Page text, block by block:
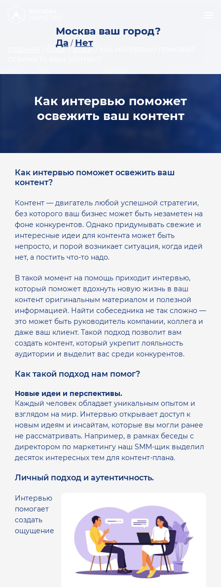
Москва ваш город?
Да / Нет
блог / идеи
Как интервью поможет
освежить ваш контент
Как интервью поможет освежить ваш
контент?
Контент — двигатель любой успешной стратегии,
без которого ваш бизнес может быть незаметен на
фоне конкурентов. Однако придумывать свежие и
интересные идеи для контента может быть
непросто, и порой возникает ситуация, когда идей
нет, а постить что-то надо.
В такой момент на помощь приходит интервью,
который поможет вдохнуть новую жизнь в ваш
контент оригинальным материалом и полезной
информацией. Найти собеседника не так сложно —
это может быть руководитель компании, коллега и
даже ваш клиент. Такой подход позволит вам
создать контент, который укрепит лояльность
аудитории и выделит вас среди конкурентов.
Как такой подход нам помог?
Новые идеи и перспективы.
Каждый человек обладает уникальным опытом и
взглядом на мир. Интервью открывает доступ к
новым идеям и инсайтам, которые вы могли ранее
не рассматривать. Например, в рамках беседы с
директором по маркетингу наш SMM-щик выделил
десяток интересных тем для контент-плана.
Личный подход и аутентичность.
Интервью
помогает
создать
ощущение